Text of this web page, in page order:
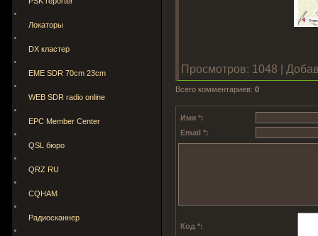
Локаторы
DX кластер
EME SDR 70cm 23cm
WEB SDR radio online
EPC Member Center
QSL бюро
QRZ RU
CQHAM
Радиосканнер
Просмотров: 1048 |
Всего комментариев: 0
Имя *:
Email *:
Код *: